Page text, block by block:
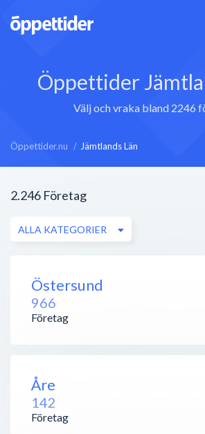
Öppettider
Välj och vraka bland 2246
Öppettider.nu Jämtlands Län
2.246 Företag
ALLA KATEGORIER
Östersund
966
Företag
Åre
142
Företag